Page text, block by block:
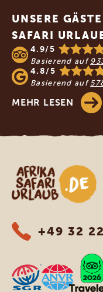
UNSERE
SAFARI
4.9/5
Basierend auf
4.8/5
Basierend auf
MEHR LESEN
Afrika Safari Urlaub
+49 32